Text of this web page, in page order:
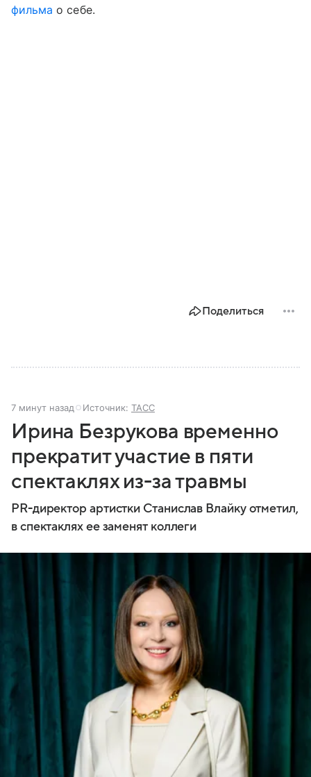
фильма о себе.
Поделиться
7 минут назад Источник: ТАСС
Ирина Безрукова временно
прекратит участие в пяти
спектаклях из-за травмы
PR-директор артистки Станислав Влайку отметил,
в спектаклях ее заменят коллеги